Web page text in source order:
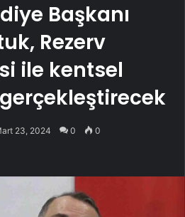
Başkanı
Rezerv
ile kentsel
23, 2024 0 0